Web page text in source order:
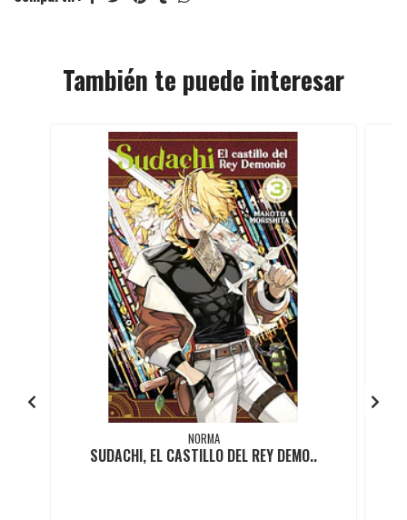
También te puede interesar
NORMA
SUDACHI, EL CASTILLO DEL REY DEMO..